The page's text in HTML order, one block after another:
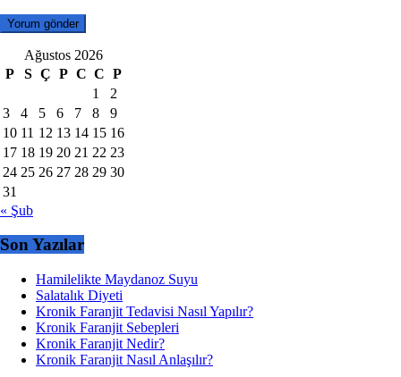
Ağustos 2026
P
S Ç P C C P
1
2
3
4 5 6 7 8
9
10 11 12 13 14 15 16
17 18 19 20 21 22 23
24 25 26 27 28 29 30
31
« Şub
Son Yazılar
Hamilelikte Maydanoz Suyu
Salatalık Diyeti
Kronik Faranjit Tedavisi Nasıl Yapılır?
Kronik Faranjit Sebepleri
Kronik Faranjit Nedir?
Kronik Faranjit Nasıl Anlaşılır?